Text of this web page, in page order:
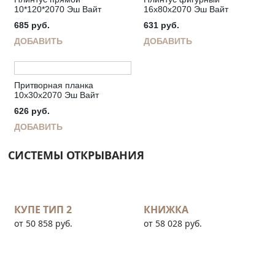
10*120*2070 Эш Вайт
685 руб.
ДОБАВИТЬ
16х80х2070 Эш Вайт
631 руб.
ДОБАВИТЬ
Притворная планка
10х30х2070 Эш Вайт
626 руб.
ДОБАВИТЬ
СИСТЕМЫ ОТКРЫВАНИЯ
КУПЕ ТИП 2
от 50 858 руб.
КНИЖКА
от 58 028 руб.